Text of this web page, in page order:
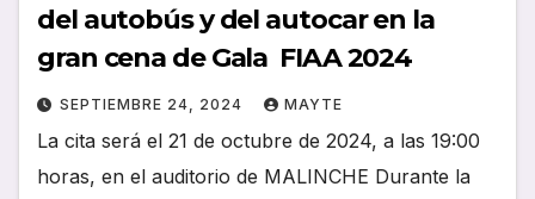
del autobús y del autocar en la
gran cena de Gala FIAA 2024
SEPTIEMBRE 24, 2024 MAYTE
La cita será el 21 de octubre de 2024, a las 19:00
horas, en el auditorio de MALINCHE Durante la